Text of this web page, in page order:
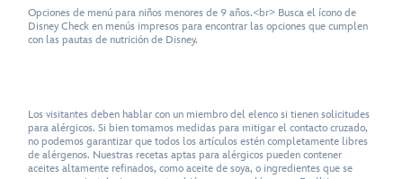
Opciones de menú para niños menores de 9 años.<br> Busca el ícono de
Disney Check en menús impresos para encontrar las opciones que cumplen
con las pautas de nutrición de Disney.
Los visitantes deben hablar con un miembro del elenco si tienen solicitudes
para alérgicos. Si bien tomamos medidas para mitigar el contacto cruzado,
no podemos garantizar que todos los artículos estén completamente libres
de alérgenos. Nuestras recetas aptas para alérgicos pueden contener
aceites altamente refinados, como aceite de soya, o ingredientes que se